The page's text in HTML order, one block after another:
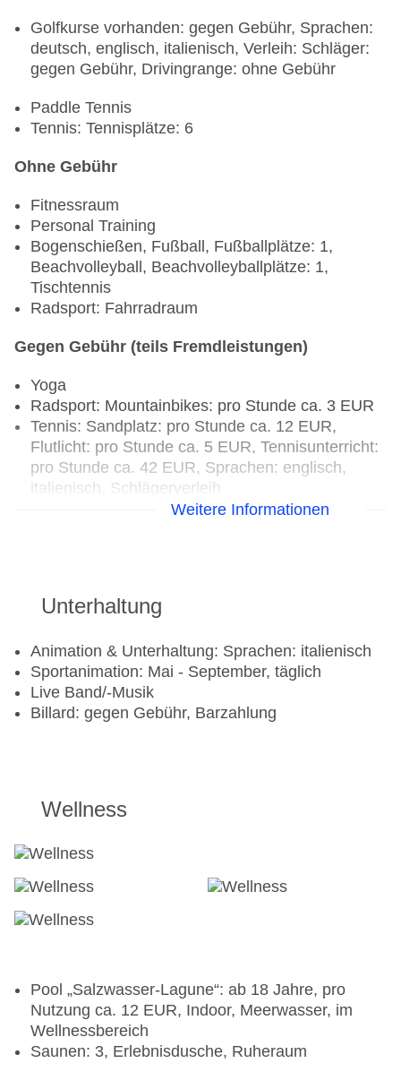
Golfkurse vorhanden: gegen Gebühr, Sprachen:
deutsch, englisch, italienisch, Verleih: Schläger:
gegen Gebühr, Drivingrange: ohne Gebühr
Paddle Tennis
Tennis: Tennisplätze: 6
Ohne Gebühr
Fitnessraum
Personal Training
Bogenschießen, Fußball, Fußballplätze: 1,
Beachvolleyball, Beachvolleyballplätze: 1,
Tischtennis
Radsport: Fahrradraum
Gegen Gebühr (teils Fremdleistungen)
Yoga
Radsport: Mountainbikes: pro Stunde ca. 3 EUR
Tennis: Sandplatz: pro Stunde ca. 12 EUR,
Flutlicht: pro Stunde ca. 5 EUR, Tennisunterricht:
pro Stunde ca. 42 EUR, Sprachen: englisch,
italienisch, Schlägerverleih
Weitere Informationen
Unterhaltung
Animation & Unterhaltung: Sprachen: italienisch
Sportanimation: Mai - September, täglich
Live Band/-Musik
Billard: gegen Gebühr, Barzahlung
Wellness
Pool „Salzwasser-Lagune“: ab 18 Jahre, pro
Nutzung ca. 12 EUR, Indoor, Meerwasser, im
Wellnessbereich
Saunen: 3, Erlebnisdusche, Ruheraum